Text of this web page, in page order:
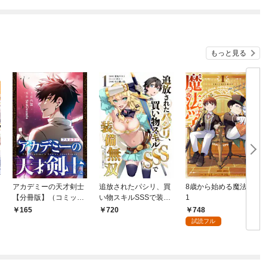
もっと見る
アカデミーの天才剣士
【分冊版】（コミッ
ク） １話【フルカラ
165
追放されたパシリ、買
い物スキルSSSで装備
無双 ～買ったモノを
720
8歳から始める魔法学
1
748
試読フル